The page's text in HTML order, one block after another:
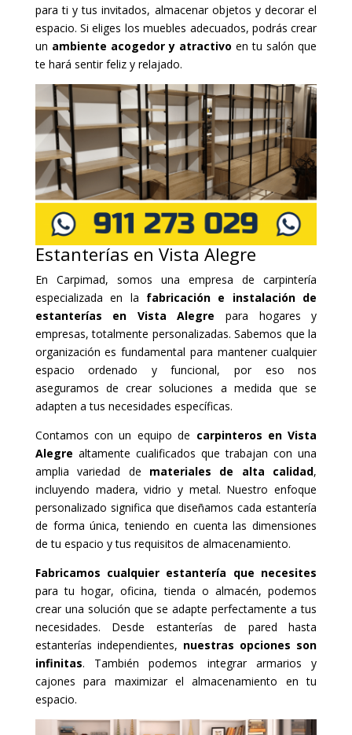
para ti y tus invitados, almacenar objetos y decorar el
espacio. Si eliges los muebles adecuados, podrás crear
un ambiente acogedor y atractivo en tu salón que
te hará sentir feliz y relajado.
Estanterías en Vista Alegre
En Carpimad, somos una empresa de carpintería
especializada en la fabricación e instalación de
estanterías en Vista Alegre para hogares y
empresas, totalmente personalizadas. Sabemos que la
organización es fundamental para mantener cualquier
espacio ordenado y funcional, por eso nos
aseguramos de crear soluciones a medida que se
adapten a tus necesidades específicas.
Contamos con un equipo de carpinteros en Vista
Alegre altamente cualificados que trabajan con una
amplia variedad de materiales de alta calidad,
incluyendo madera, vidrio y metal. Nuestro enfoque
personalizado significa que diseñamos cada estantería
de forma única, teniendo en cuenta las dimensiones
de tu espacio y tus requisitos de almacenamiento.
Fabricamos cualquier estantería que necesites
para tu hogar, oficina, tienda o almacén, podemos
crear una solución que se adapte perfectamente a tus
necesidades. Desde estanterías de pared hasta
estanterías independientes, nuestras opciones son
infinitas. También podemos integrar armarios y
cajones para maximizar el almacenamiento en tu
espacio.